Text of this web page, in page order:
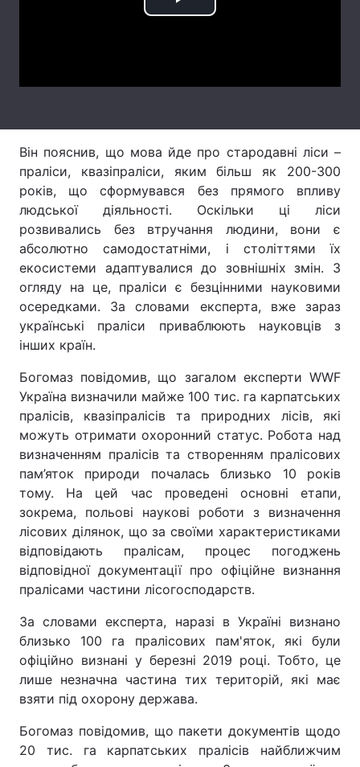
Регіони
Інтерв'ю Думки
Архів Вакансії
Контакти
Послуги
Тема оформлення
Play
Він пояснив, що мова йде про стародавні ліси –
праліси, квазіпраліси, яким більш як 200-300
років, що сформувався без прямого впливу
людської діяльності. Оскільки ці ліси
розвивались без втручання людини, вони є
абсолютно самодостатніми, і століттями їх
екосистеми адаптувалися до зовнішніх змін. З
огляду на це, праліси є безцінними науковими
осередками. За словами експерта, вже зараз
українські праліси приваблюють науковців з
інших країн.
Богомаз повідомив, що загалом експерти WWF
Україна визначили майже 100 тис. га карпатських
пралісів, квазіпралісів та природних лісів, які
можуть отримати охоронний статус. Робота над
визначенням пралісів та створенням пралісових
пам’яток природи почалась близько 10 років
тому. На цей час проведені основні етапи,
зокрема, польові наукові роботи з визначення
лісових ділянок, що за своїми характеристиками
відповідають пралісам, процес погоджень
відповідної документації про офіційне визнання
пралісами частини лісогосподарств.
За словами експерта, наразі в Україні визнано
близько 100 га пралісових пам'яток, які були
офіційно визнані у березні 2019 році. Тобто, це
лише незначна частина тих територій, які має
взяти під охорону держава.
Богомаз повідомив, що пакети документів щодо
20 тис. га карпатських пралісів найближчим